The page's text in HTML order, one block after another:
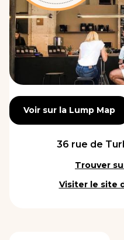
Voir sur la Lump Map
Voir sur la Lump Map
36 rue de
Trouver
Visiter le site